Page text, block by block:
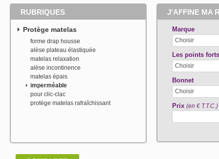
RUBRIQUES
Protège matelas
forme drap housse
alèse plateau élastiquée
matelas relaxation
alèse incontinence
matelas épais
imperméable
pour clic-clac
protège matelas rafraîchissant
J'AFFINE MA
Marque
Choisir
Les points
Choisir
Bonnet
Choisir
Prix (en € T.T.C.)